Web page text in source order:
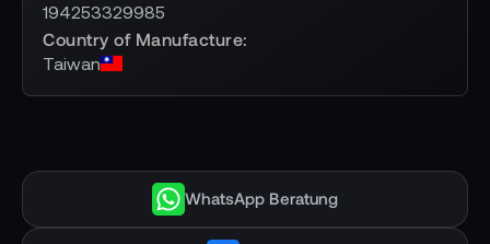
194253329985
Country of Manufacture
Taiwan
WhatsApp Beratung